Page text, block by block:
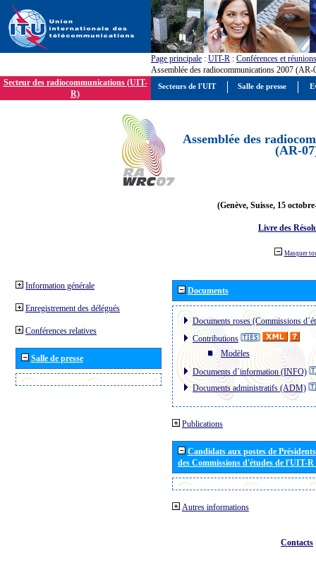
Page principale : UIT-R : Conférences et réunions
Assemblée des radiocommunications 2007 (AR-
Secteur des radiocommunications (UIT-
R)
Assemblée des
(AR-
(Genève, Suisse, 15
Livre des
Masquer
Information générale
Enregistrement des délégués
Conférences relatives
Salle de presse
Documents
Documents roses (Commissions
Contributions
Modèles
Documents d´information (INFO)
Documents administratifs (ADM)
Publications
Candidats aux postes de
des Commissions d'études de l'UIT-
Autres informations
Contacts
Secteurs de l'UIT Salle de presse